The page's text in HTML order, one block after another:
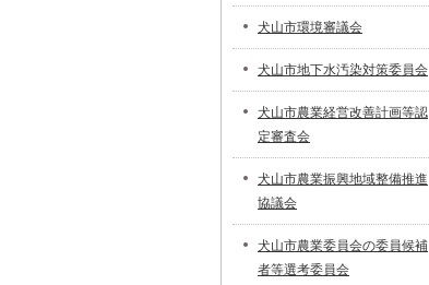
犬山市環境審議会
犬山市地下水汚染対策委員会
犬山市農業経営改善計画等認
定審査会
犬山市農業振興地域整備推進
協議会
犬山市農業委員会の委員候補
者等選考委員会